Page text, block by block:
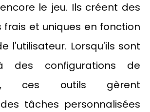
le jeu. Ils créent des
frais et uniques en fonction
l'utilisateur. Lorsqu'ils sont
des configurations de
ces outils gèrent
tâches personnalisées